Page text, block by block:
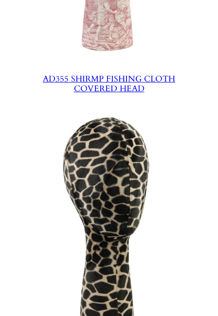
AD355 SHIRMP FISHING CLOTH
COVERED HEAD